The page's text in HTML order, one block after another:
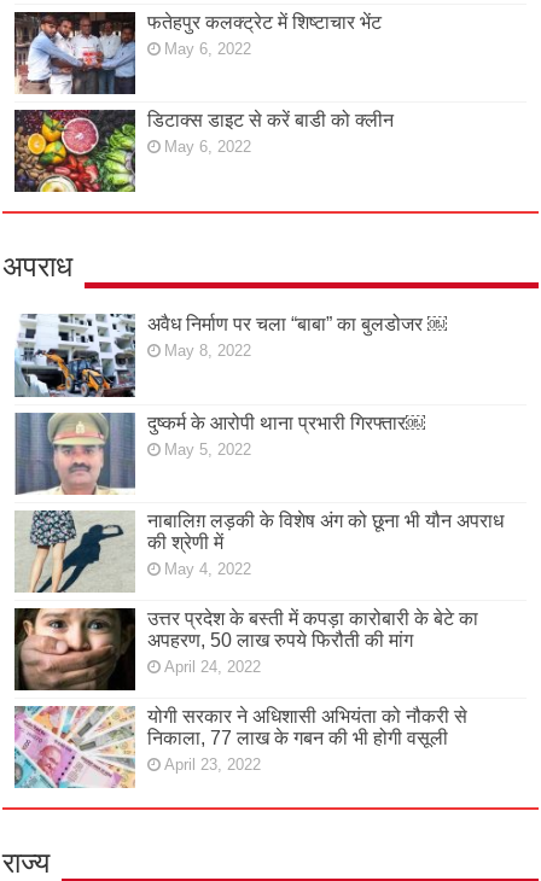
फतेहपुर कलक्ट्रेट में शिष्टाचार भेंट
May 6, 2022
डिटाक्स डाइट से करें बाडी को क्लीन
May 6, 2022
अपराध
अवैध निर्माण पर चला “बाबा” का बुलडोजर ￼
May 8, 2022
दुष्कर्म के आरोपी थाना प्रभारी गिरफ्तार￼
May 5, 2022
नाबालिग़ लड़की के विशेष अंग को छूना भी यौन अपराध
की श्रेणी में
May 4, 2022
उत्तर प्रदेश के बस्ती में कपड़ा कारोबारी के बेटे का
अपहरण, 50 लाख रुपये फिरौती की मांग
April 24, 2022
योगी सरकार ने अधिशासी अभियंता को नौकरी से
निकाला, 77 लाख के गबन की भी होगी वसूली
April 23, 2022
राज्य